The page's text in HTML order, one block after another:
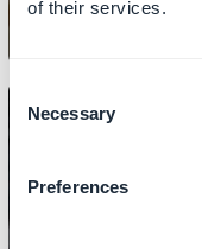
of their services.
Consent
Selection
Necessary
Preferences